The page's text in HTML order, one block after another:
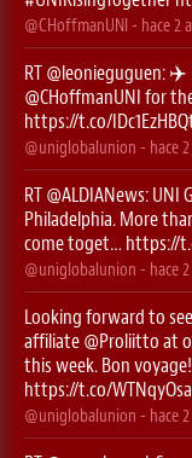
@CHoffmanUNI - hace 2
RT @leonieguguen: ✈️
@CHoffmanUNI for
https://t.co/
@uniglobalunion - hace
RT @ALDIANews: UNI
Philadelphia. More
come toget… https://
@uniglobalunion - hace
Looking forward to
affiliate @Proliitto at
this week. Bon voyage!
https://t.co/
@uniglobalunion - hace